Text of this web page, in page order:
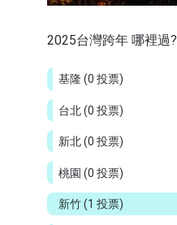
2025台灣跨年 哪裡過?
基隆 (0 投票)
台北(0 投票)
新北(0 投票)
桃園 (0 投票)
新竹(1 投票)